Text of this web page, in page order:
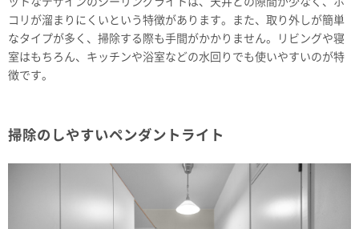
コリが溜まりにくいという特徴があります。また、取り外しが簡単
なタイプが多く、掃除する際も手間がかかりません。リビングや寝
室はもちろん、キッチンや浴室などの水回りでも使いやすいのが特
徴です。
掃除のしやすいペンダントライト